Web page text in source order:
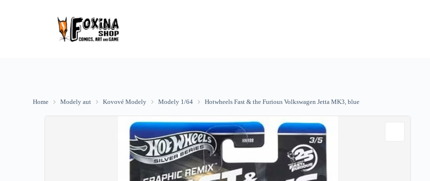
Home Modely aut Kovové Modely Modely 1/64 Hotwheels Fast & the Furious Volkswagen Jetta MK3, blue